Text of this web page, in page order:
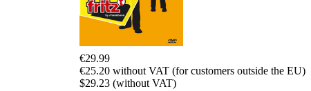
€29.99
€25.20 without VAT (for customers outside the EU)
$29.23 (without VAT)
Fritz&Chesster
Minutes
FritzTrainer